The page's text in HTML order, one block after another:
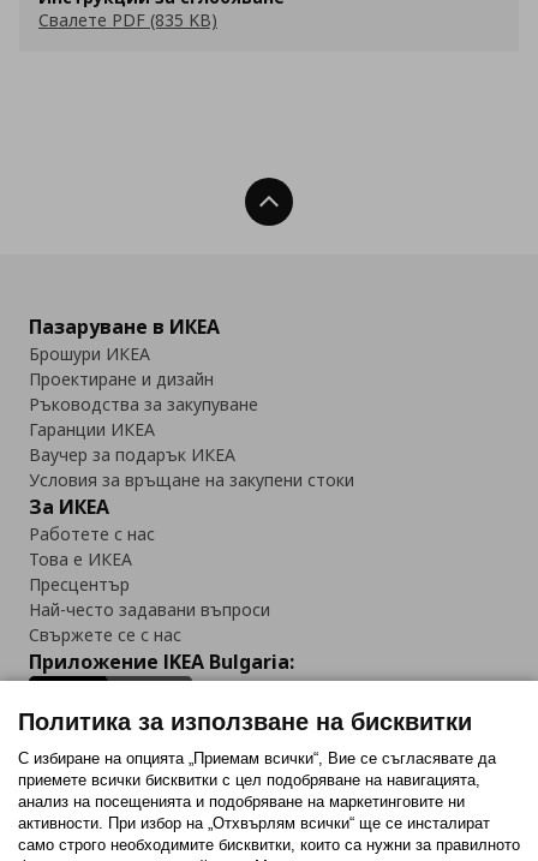
Свалете PDF (835 KB)
Нагоре
Пазаруване в ИКЕА
Брошури ИКЕА
Проектиране и дизайн
Ръководства за закупуване
Гаранции ИКЕА
Ваучер за подарък ИКЕА
Условия за връщане на закупени стоки
За ИКЕА
Работете с нас
Това е ИКЕА
Пресцентър
Най-често задавани въпроси
Свържете се с нас
Приложение IKEA Bulgaria:
Последвайте ни:
FacebookTwitterYoutubePinterestInstagram
Политика за използване на бисквитки
С избиране на опцията „Приемам всички“, Вие се съгласявате да
приемете всички бисквитки с цел подобряване на навигацията,
анализ на посещенията и подобряване на маркетинговите ни
активности. При избор на „Отхвърлям всички“ ще се инсталират
само строго необходимитe бисквитки, които са нужни за правилното